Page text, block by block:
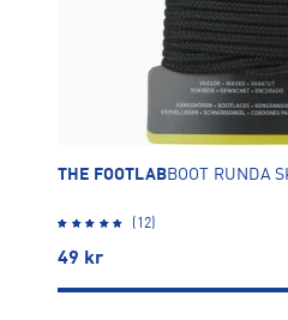
THE FOOTLABBOOT RUNDA
(12)
49 kr